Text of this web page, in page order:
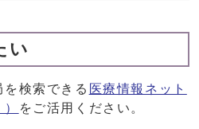
い
検索できる 医療情報ネット
をご活用ください。